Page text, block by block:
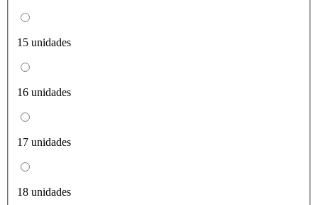
15 unidades
16 unidades
17 unidades
18 unidades